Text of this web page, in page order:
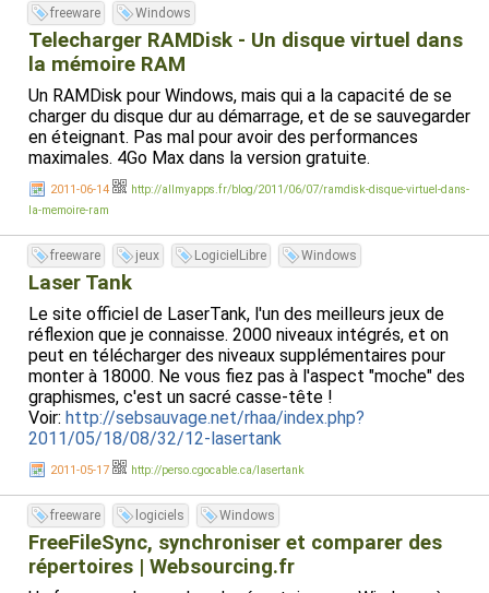
freeware Windows
Telecharger RAMDisk - Un disque virtuel dans
la mémoire RAM
Un RAMDisk pour Windows, mais qui a la capacité de se
charger du disque dur au démarrage, et de se sauvegarder
en éteignant. Pas mal pour avoir des performances
maximales. 4Go Max dans la version gratuite.
2011-06-14
http://allmyapps.fr/blog/2011/06/07/ramdisk-disque-virtuel-dans-
la-memoire-ram
freeware jeux LogicielLibre Windows
Laser Tank
Le site officiel de LaserTank, l'un des meilleurs jeux de
réflexion que je connaisse. 2000 niveaux intégrés, et on
peut en télécharger des niveaux supplémentaires pour
monter à 18000. Ne vous fiez pas à l'aspect "moche" des
graphismes, c'est un sacré casse-tête !
Voir: http://sebsauvage.net/rhaa/index.php?
2011/05/18/08/32/12-lasertank
2011-05-17 http://perso.cgocable.ca/lasertank
freeware logiciels Windows
FreeFileSync, synchroniser et comparer des
répertoires | Websourcing.fr